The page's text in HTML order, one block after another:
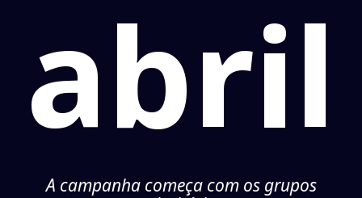
abril
A campanha começa com os grupos